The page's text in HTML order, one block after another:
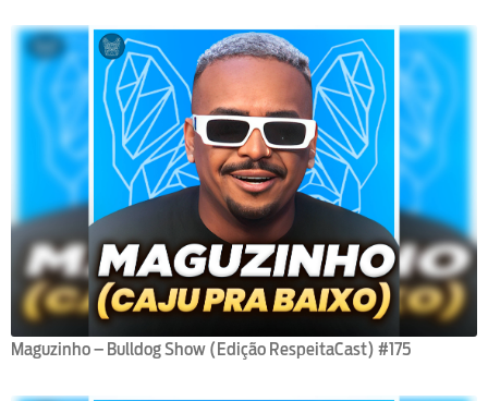
Maguzinho – Bulldog Show (Edição RespeitaCast) #175